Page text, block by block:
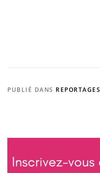
PUBLIÉ DANS REPORTAGES